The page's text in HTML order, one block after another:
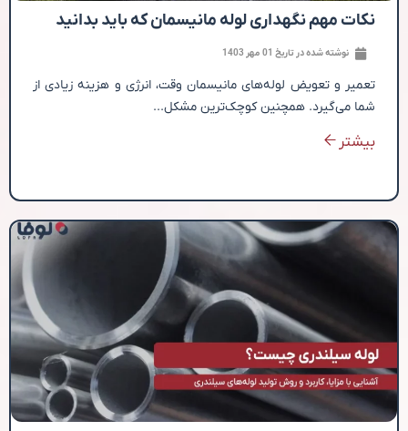
نکات مهم نگهداری لوله مانیسمان که باید بدانید
نوشته شده در تاریخ 01 مهر 1403
تعمیر و تعویض لوله‌های مانیسمان وقت، انرژی و هزینه زیادی از
شما می‌گیرد. همچنین کوچک‌ترین مشکل...
بیشتر